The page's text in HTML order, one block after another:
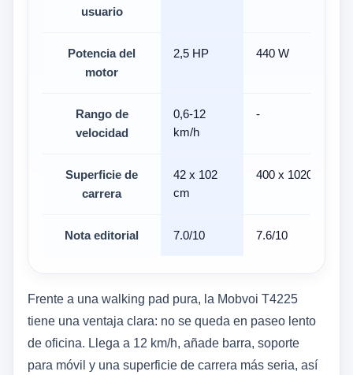
usuario
Potencia del
motor
2,5 HP 440 W
Rango de
velocidad
0,6-12
km/h
-
Superficie de
carrera
42 x 102
cm
400 x 1020 mm
Nota editorial 7.0/10 7.6/10
Frente a una walking pad pura, la Mobvoi T4225
tiene una ventaja clara: no se queda en paseo lento
de oficina. Llega a 12 km/h, añade barra, soporte
para móvil y una superficie de carrera más seria, así